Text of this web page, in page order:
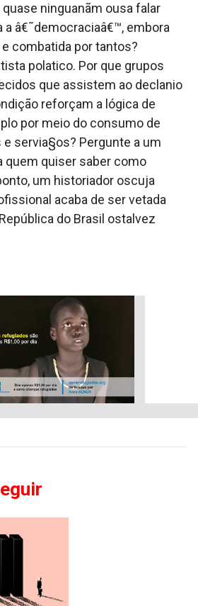
ninguanãm ousa falar
â€˜democraciaâ€™, embora
combatida por tantos?
pola­tico. Por que grupos
que assistem ao decla­nio
reforçam a lógica de
por meio do consumo de
servia§os? Pergunte a um
quem quiser saber como
um historiador oscuja
acaba de ser vetada
do Brasil ostalvez